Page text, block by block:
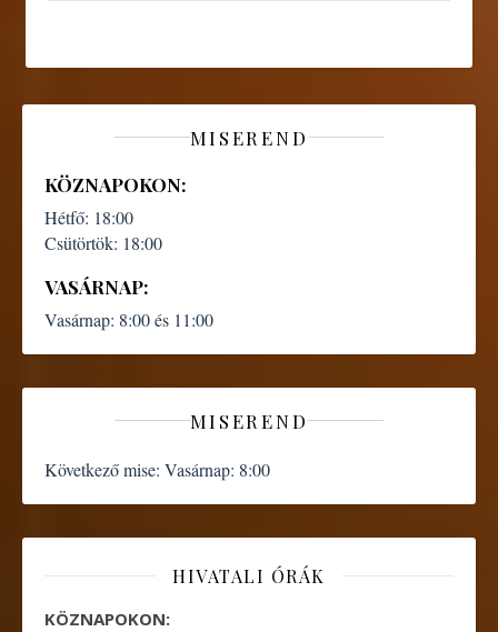
MISEREND
KÖZNAPOKON:
Hétfő: 18:00
Csütörtök: 18:00
VASÁRNAP:
Vasárnap: 8:00 és 11:00
MISEREND
Következő mise: Vasárnap: 8:00
HIVATALI ÓRÁK
KÖZNAPOKON: